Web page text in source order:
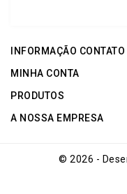
INFORMAÇÃO CONTATO
MINHA CONTA
PRODUTOS
A NOSSA EMPRESA
© 2026 -